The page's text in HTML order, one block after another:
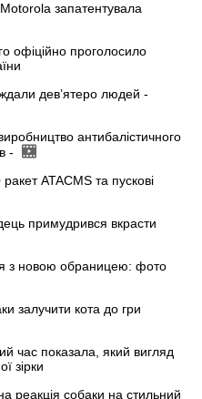
запатентувала
офіційно проголосило
дев’ятеро людей -
антибалістичного
-
ATACMS та пускові
примудрився вкрасти
з новою обраницею: фото
залучити кота до гри
час показала, який вигляд
зірки
реакція собаки на стильний